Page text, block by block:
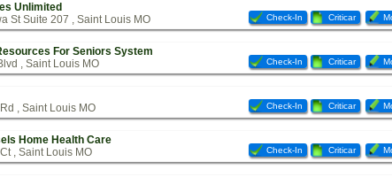
Unlimited
St Suite 207 , Saint Louis MO
Check-In Criticar
For Seniors System
, Saint Louis MO
Check-In Criticar
, Saint Louis MO
Check-In Criticar
Home Health Care
, Saint Louis MO
Check-In Criticar